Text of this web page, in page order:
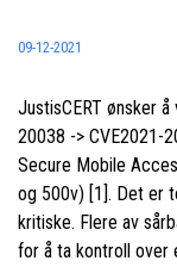
09-12-2021
JustisCERT ønsker
20038 -> CVE2021-
Secure Mobile
og 500v) [1]. Det er
kritiske. Flere av
for å ta kontroll over